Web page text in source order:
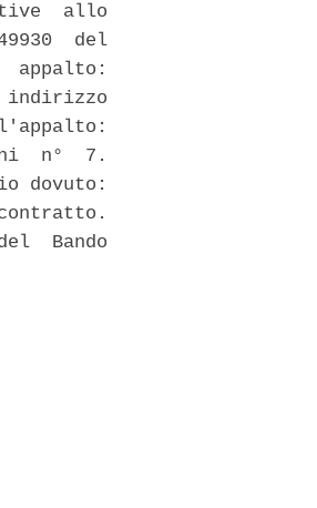
allo
del
appalto:
indirizzo
n°  7.
dovuto:
Bando